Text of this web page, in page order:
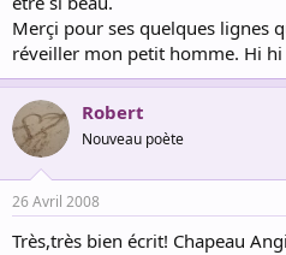
Merçi pour ses quelques lignes
réveiller mon petit homme. Hi hi
Robert
Nouveau poète
26 Avril 2008
Très,très bien écrit! Chapeau